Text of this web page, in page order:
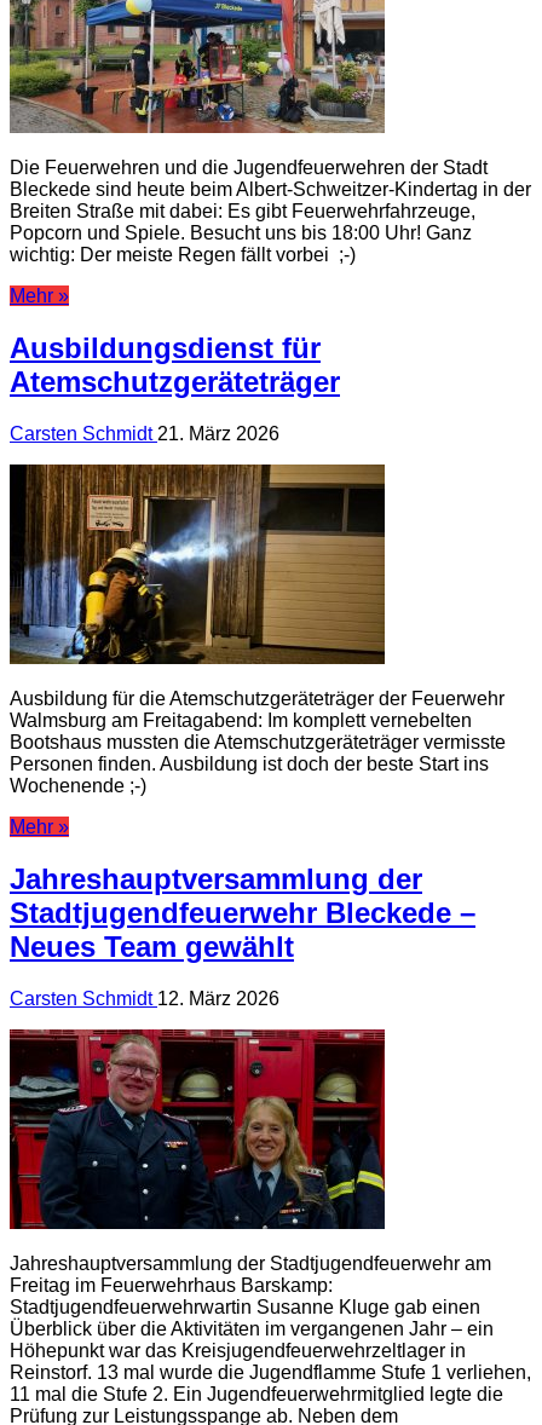
Die Feuerwehren und die Jugendfeuerwehren der Stadt
Bleckede sind heute beim Albert-Schweitzer-Kindertag in der
Breiten Straße mit dabei: Es gibt Feuerwehrfahrzeuge,
Popcorn und Spiele. Besucht uns bis 18:00 Uhr! Ganz
wichtig: Der meiste Regen fällt vorbei ;-)
Mehr »
Ausbildungsdienst für
Atemschutzgeräteträger
Carsten Schmidt 21. März 2026
Ausbildung für die Atemschutzgeräteträger der Feuerwehr
Walmsburg am Freitagabend: Im komplett vernebelten
Bootshaus mussten die Atemschutzgeräteträger vermisste
Personen finden. Ausbildung ist doch der beste Start ins
Wochenende ;-)
Mehr »
Jahreshauptversammlung der
Stadtjugendfeuerwehr Bleckede –
Neues Team gewählt
Carsten Schmidt 12. März 2026
Jahreshauptversammlung der Stadtjugendfeuerwehr am
Freitag im Feuerwehrhaus Barskamp:
Stadtjugendfeuerwehrwartin Susanne Kluge gab einen
Überblick über die Aktivitäten im vergangenen Jahr – ein
Höhepunkt war das Kreisjugendfeuerwehrzeltlager in
Reinstorf. 13 mal wurde die Jugendflamme Stufe 1 verliehen,
11 mal die Stufe 2. Ein Jugendfeuerwehrmitglied legte die
Prüfung zur Leistungsspange ab. Neben dem